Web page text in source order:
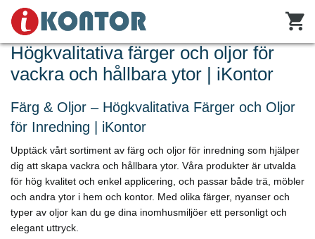
Högkvalitativa färger och oljor för
vackra och hållbara ytor | iKontor
Färg & Oljor – Högkvalitativa Färger och Oljor
för Inredning | iKontor
Upptäck vårt sortiment av färg och oljor för inredning som hjälper
dig att skapa vackra och hållbara ytor. Våra produkter är utvalda
för hög kvalitet och enkel applicering, och passar både trä, möbler
och andra ytor i hem och kontor. Med olika färger, nyanser och
typer av oljor kan du ge dina inomhusmiljöer ett personligt och
elegant uttryck.